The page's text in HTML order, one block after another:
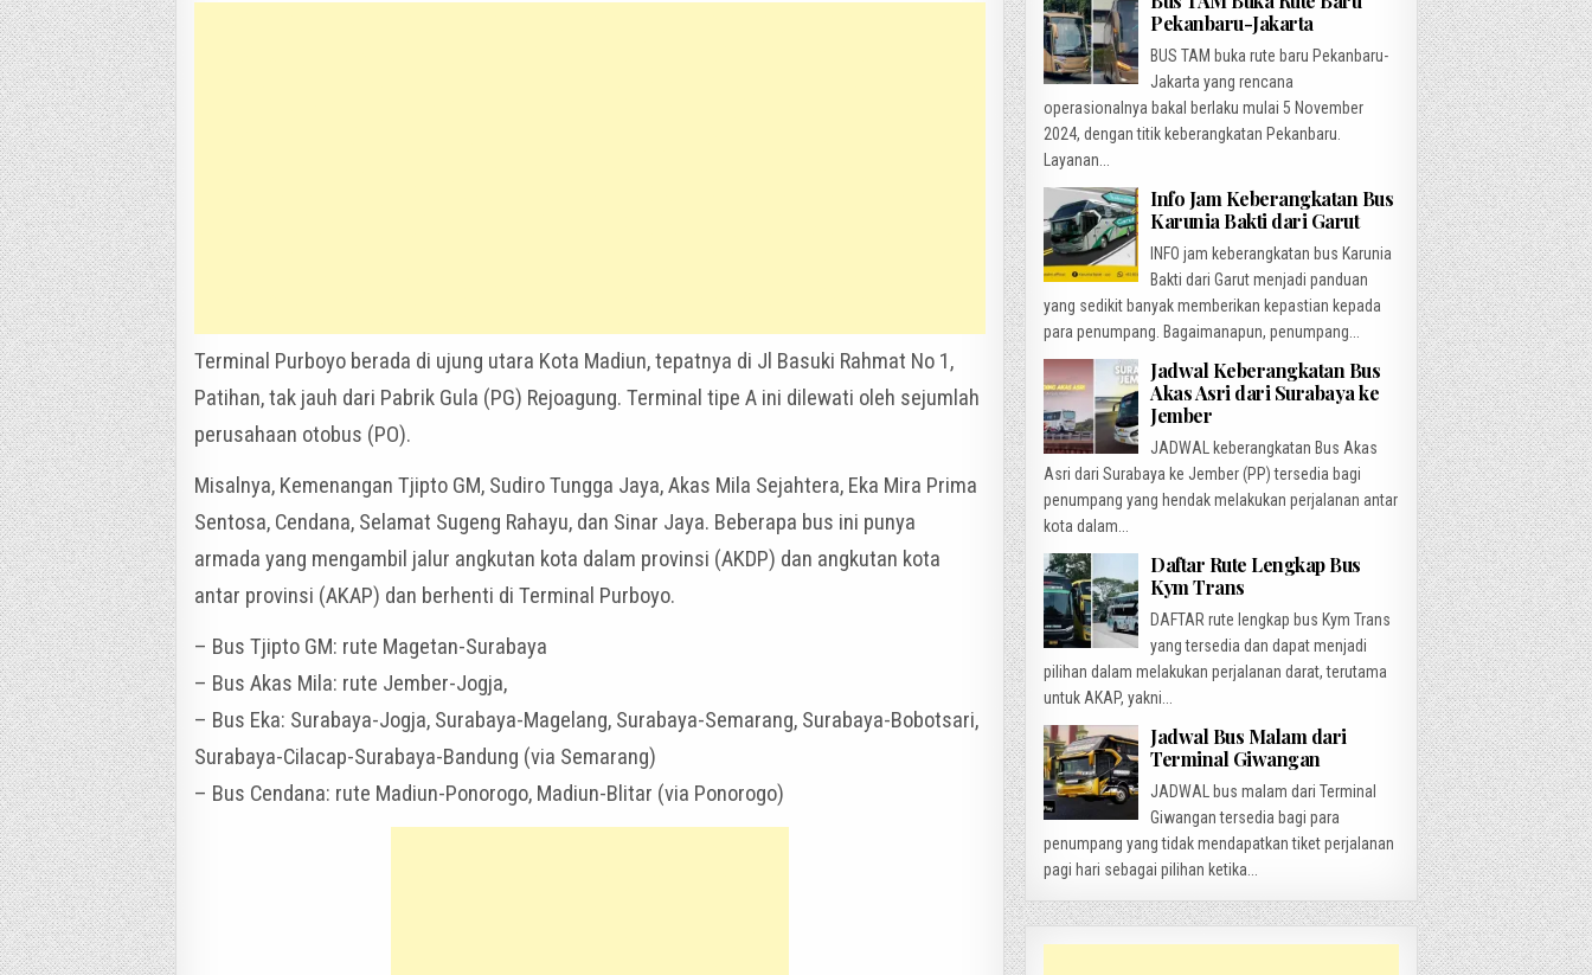
Terminal Purboyo berada di ujung utara Kota Madiun, tepatnya di Jl Basuki Rahmat No 1,
Patihan, tak jauh dari Pabrik Gula (PG) Rejoagung. Terminal tipe A ini dilewati oleh sejumlah
perusahaan otobus (PO).
Misalnya, Kemenangan Tjipto GM, Sudiro Tungga Jaya, Akas Mila Sejahtera, Eka Mira Prima
Sentosa, Cendana, Selamat Sugeng Rahayu, dan Sinar Jaya. Beberapa bus ini punya
armada yang mengambil jalur angkutan kota dalam provinsi (AKDP) dan angkutan kota
antar provinsi (AKAP) dan berhenti di Terminal Purboyo.
– Bus Tjipto GM: rute Magetan-Surabaya
– Bus Akas Mila: rute Jember-Jogja,
– Bus Eka: Surabaya-Jogja, Surabaya-Magelang, Surabaya-Semarang, Surabaya-Bobotsari,
Surabaya-Cilacap-Surabaya-Bandung (via Semarang)
– Bus Cendana: rute Madiun-Ponorogo, Madiun-Blitar (via Ponorogo)
Pekanbaru-Jakarta
BUS TAM buka rute baru Pekanbaru-
Jakarta yang rencana
operasionalnya bakal berlaku mulai 5 November
2024, dengan titik keberangkatan Pekanbaru.
Layanan...
Info Jam Keberangkatan Bus
Karunia Bakti dari Garut
INFO jam keberangkatan bus Karunia
Bakti dari Garut menjadi panduan
yang sedikit banyak memberikan kepastian kepada
para penumpang. Bagaimanapun, penumpang...
Jadwal Keberangkatan Bus
Akas Asri dari Surabaya ke
Jember
JADWAL keberangkatan Bus Akas
Asri dari Surabaya ke Jember (PP) tersedia bagi
penumpang yang hendak melakukan perjalanan antar
kota dalam...
Daftar Rute Lengkap Bus
Kym Trans
DAFTAR rute lengkap bus Kym Trans
yang tersedia dan dapat menjadi
pilihan dalam melakukan perjalanan darat, terutama
untuk AKAP, yakni...
Jadwal Bus Malam dari
Terminal Giwangan
JADWAL bus malam dari Terminal
Giwangan tersedia bagi para
penumpang yang tidak mendapatkan tiket perjalanan
pagi hari sebagai pilihan ketika...